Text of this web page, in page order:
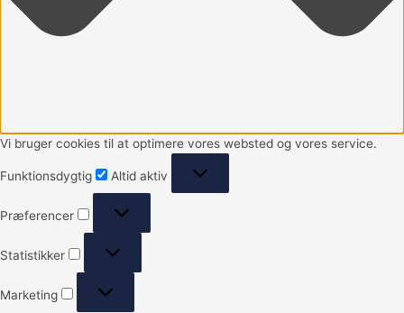
Vi bruger cookies til at optimere vores websted og vores service.
Funktionsdygtig Altid aktiv
Præferencer
Statistikker
Marketing